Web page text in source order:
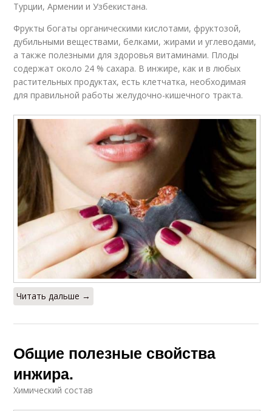
Турции, Армении и Узбекистана.
Фрукты богаты органическими кислотами, фруктозой,
дубильными веществами, белками, жирами и углеводами,
а также полезными для здоровья витаминами. Плоды
содержат около 24 % сахара. В инжире, как и в любых
растительных продуктах, есть клетчатка, необходимая
для правильной работы желудочно-кишечного тракта.
Читать дальше →
Общие полезные свойства
инжира.
Химический состав